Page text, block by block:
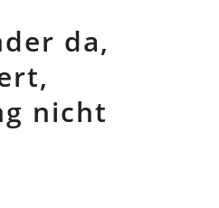
da,
nicht